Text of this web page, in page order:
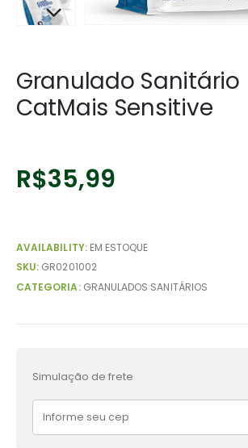
Granulado Sanitário
CatMais Sensitive
R$35,99
AVAILABILITY: EM ESTOQUE
SKU: GR0201002
CATEGORIA: GRANULADOS SANITÁRIOS
Simulação de frete